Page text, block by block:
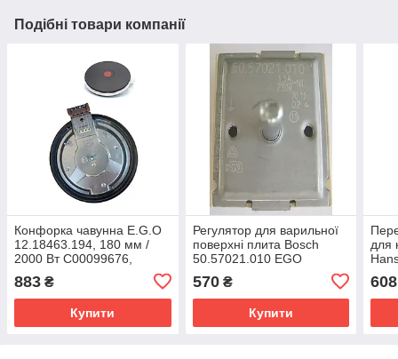
Подібні товари компанії
Конфорка чавунна E.G.O
12.18463.194, 180 мм /
2000 Вт C00099676,
883 ₴
Купити
Регулятор для варильної
поверхні плита Bosch
50.57021.010 EGO
570₴
Купити
для
608